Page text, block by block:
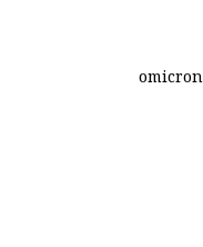
omicron